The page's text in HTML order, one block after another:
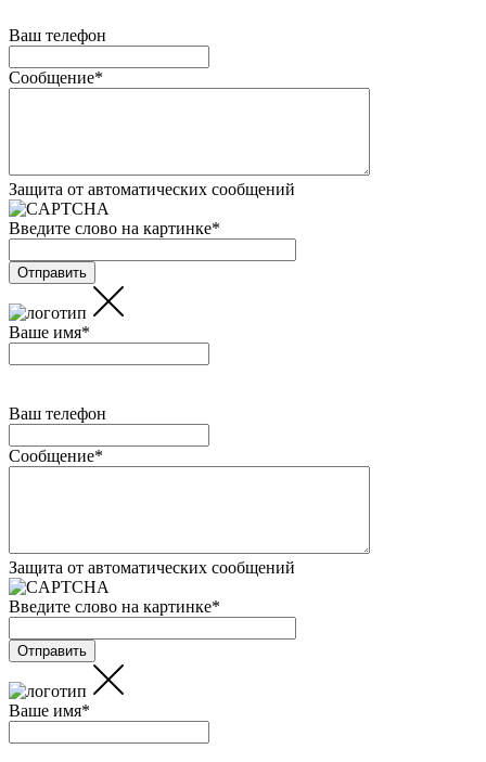
Ваш телефон
Сообщение*
Защита от автоматических сообщений
Введите слово на картинке*
Ваше имя*
Ваш телефон
Сообщение*
Защита от автоматических сообщений
Введите слово на картинке*
Ваше имя*